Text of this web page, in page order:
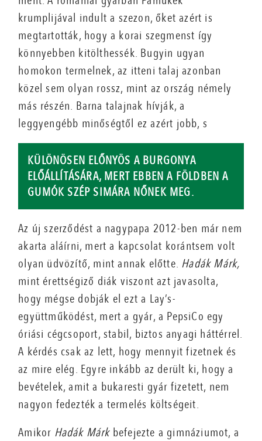
krumplijával indult a szezon, őket azért is
megtartották, hogy a korai szegmenst így
könnyebben kitölthessék. Bugyin ugyan
homokon termelnek, az itteni talaj azonban
közel sem olyan rossz, mint az ország némely
más részén. Barna talajnak hívják, a
leggyengébb minőségtől ez azért jobb, s
KÜLÖNÖSEN ELŐNYÖS A BURGONYA
ELŐÁLLÍTÁSÁRA, MERT EBBEN A FÖLDBEN A
GUMÓK SZÉP SIMÁRA NŐNEK MEG.
Az új szerződést a nagypapa 2012-ben már nem
akarta aláírni, mert a kapcsolat korántsem volt
olyan üdvözítő, mint annak előtte. Hadák Márk,
mint érettségiző diák viszont azt javasolta,
hogy mégse dobják el ezt a Lay’s-
együttműködést, mert a gyár, a PepsiCo egy
óriási cégcsoport, stabil, biztos anyagi háttérrel.
A kérdés csak az lett, hogy mennyit fizetnek és
az mire elég. Egyre inkább az derült ki, hogy a
bevételek, amit a bukaresti gyár fizetett, nem
nagyon fedezték a termelés költségeit.
Amikor Hadák Márkbefejezte a gimnáziumot, a